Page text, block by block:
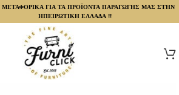
ΜΕΤΑΦΟΡΙΚΑ ΓΙΑ ΤΑ ΠΡΟΪΟΝΤΑ ΠΑΡΑΓΩΓΗΣ ΜΑΣ ΣΤΗΝ
ΗΠΕΙΡΩΤΙΚΗ ΕΛΛΑΔΑ !!